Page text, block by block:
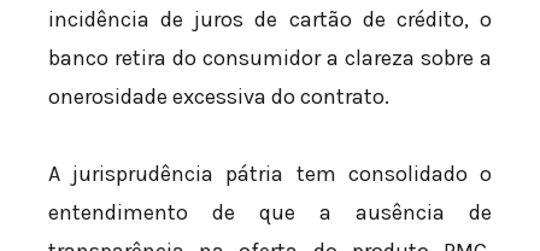
incidência de juros de cartão de crédito, o
banco retira do consumidor a clareza sobre a
onerosidade excessiva do contrato.
A jurisprudência pátria tem consolidado o
entendimento de que a ausência de